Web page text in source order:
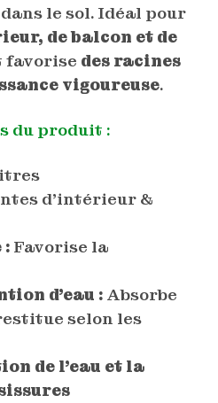
dans le sol. Idéal pour
de balcon et de
favorise des racines
vigoureuse.
du produit :
d’intérieur &
:Favorise la
d’eau :Absorbe
selon les
de l’eau et la